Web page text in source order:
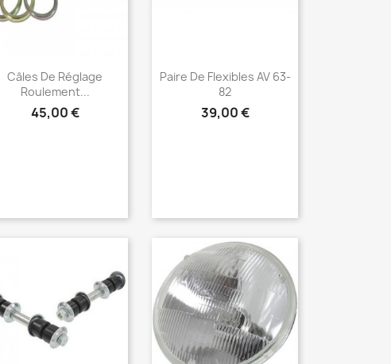
Aperçu rapide
Câles De Réglage
Roulement...
45,00 €
 Aperçu rapide
Paire De Flexibles AV 63-
82
39,00 €